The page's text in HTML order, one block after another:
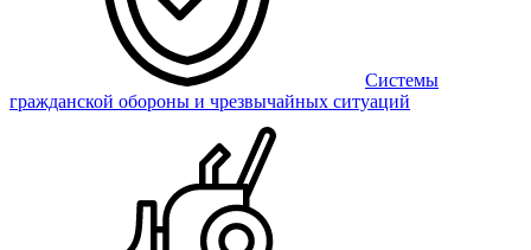
Системы
гражданской обороны и чрезвычайных ситуаций